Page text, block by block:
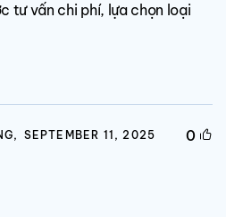
tư vấn chi phí, lựa chọn loại
SEPTEMBER 11, 2025 0